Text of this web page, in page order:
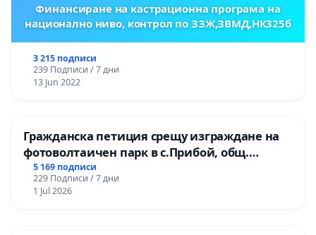
Финансиране на кастрационна програма на
национално ниво, контрол по ЗЗЖ,ЗВМД,НК325б
3 215 подписи
239 Подписи / 7 дни
13 Jun 2022
Гражданска петиция срещу изграждане на
фотоволтаичен парк в с.Прибой, общ.
Радомир
5 169 подписи
229 Подписи / 7 дни
1 Jul 2026